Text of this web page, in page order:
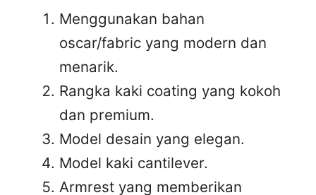
Menggunakan bahan
oscar/fabric yang modern dan
menarik.
Rangka kaki coating yang kokoh
dan premium.
Model desain yang elegan.
Model kaki cantilever.
Armrest yang memberikan